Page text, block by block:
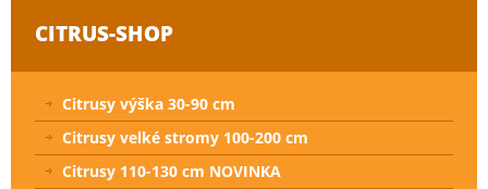
CITRUS-SHOP
Citrusy výška 30-90 cm
Citrusy velké stromy 100-200 cm
Citrusy 110-130 cm NOVINKA